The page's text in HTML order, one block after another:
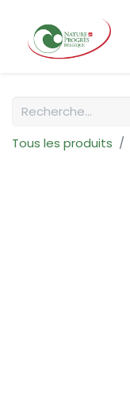
Tous les produits